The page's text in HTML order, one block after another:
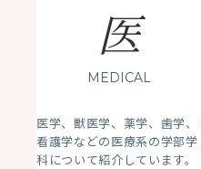
医
MEDICAL
医学、獣医学、薬学、歯学、
看護学などの医療系の学部学
科について紹介しています。